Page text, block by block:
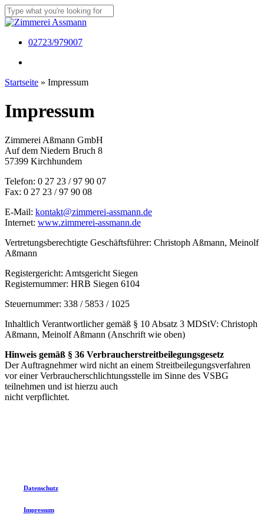
Skip
to
content
Close
Menu
02723/979007
Startseite » Impressum
Impressum
Zimmerei Aßmann GmbH
Auf dem Niedern Bruch 8
57399 Kirchhundem
Telefon: 0 27 23 / 97 90 07
Fax: 0 27 23 / 97 90 08
E-Mail: kontakt@zimmerei-assmann.de
Internet: www.zimmerei-assmann.de
Vertretungsberechtigte Geschäftsführer: Christoph Aßmann, Meinolf
Aßmann
Registergericht: Amtsgericht Siegen
Registernummer: HRB Siegen 6104
Steuernummer: 338 / 5853 / 1025
Inhaltlich Verantwortlicher gemäß § 10 Absatz 3 MDStV: Christoph
Aßmann, Meinolf Aßmann (Anschrift wie oben)
Hinweis gemäß § 36 Verbraucherstreitbeilegungsgesetz
Der Auftragnehmer wird nicht an einem Streitbeilegungsverfahren
vor einer Verbraucherschlichtungsstelle im Sinne des VSBG
teilnehmen und ist hierzu auch
nicht verpflichtet.
Datenschutz
Impressum